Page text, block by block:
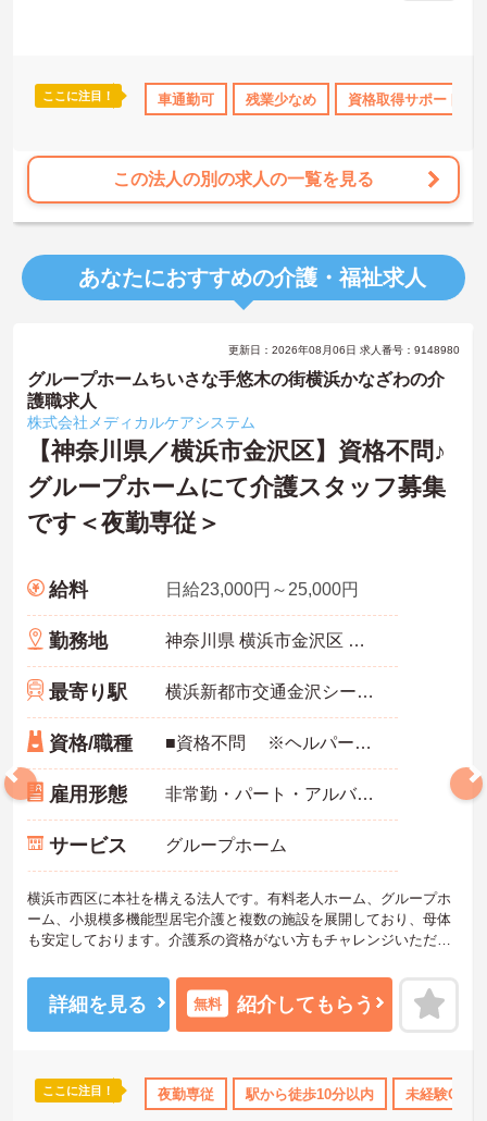
研修制度あり 産休･育休･介護休暇取得実績あり 交通費支給
ここに注目！ 車通勤可 残業少なめ 資格取得サポート
この法人の別の求人の一覧を見る
あなたにおすすめの介護・福祉求人
険完備 交通費支給
更新日：2026年08月06日 求人番号：9148980
グループホームちいさな手悠木の街横浜かなざわの介
護職求人
株式会社メディカルケアシステム
【神奈川県／横浜市金沢区】資格不問♪
グループホームにて介護スタッフ募集
です＜夜勤専従＞
給料 日給23,000円～25,000円
勤務地 神奈川県 横浜市金沢区 寺前1-11-32
最寄り駅 横浜新都市交通金沢シーサイド線「海の公園南口駅」徒歩9分
資格/職種 ■資格不問 ※ヘルパー2級、介護職員初任者研修、ヘルパー1級、介護職員基礎研修、介護職員実務者研修、介護福祉士あれば尚可
雇用形態 非常勤・パート・アルバイト
サービス グループホーム
横浜市西区に本社を構える法人です。有料老人ホーム、グループホ
ーム、小規模多機能型居宅介護と複数の施設を展開しており、母体
も安定しております。介護系の資格がない方もチャレンジいただけ
ます。夜勤帯のみのご勤務ですので時間を有効活用できます。
ご興味ある方には、面接のポイントなど、さらに詳細をお話致しま
すのでお気軽にご相談ください。
詳細を見る 無料 紹介してもらう
ここに注目！ 夜勤専従 駅から徒歩10分以内 未経験OK